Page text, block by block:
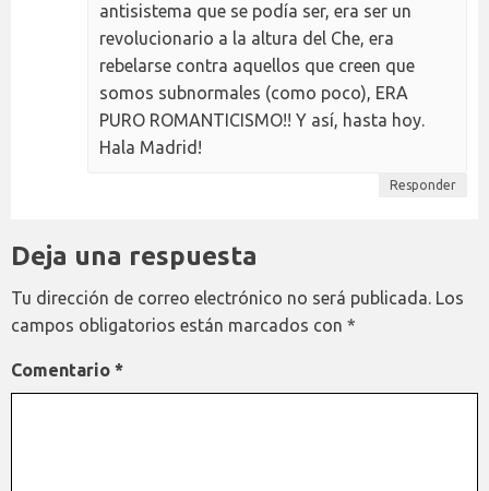
antisistema que se podía ser, era ser un
revolucionario a la altura del Che, era
rebelarse contra aquellos que creen que
somos subnormales (como poco), ERA
PURO ROMANTICISMO!! Y así, hasta hoy.
Hala Madrid!
Responder
Deja una respuesta
Tu dirección de correo electrónico no será publicada. Los
campos obligatorios están marcados con *
Comentario *